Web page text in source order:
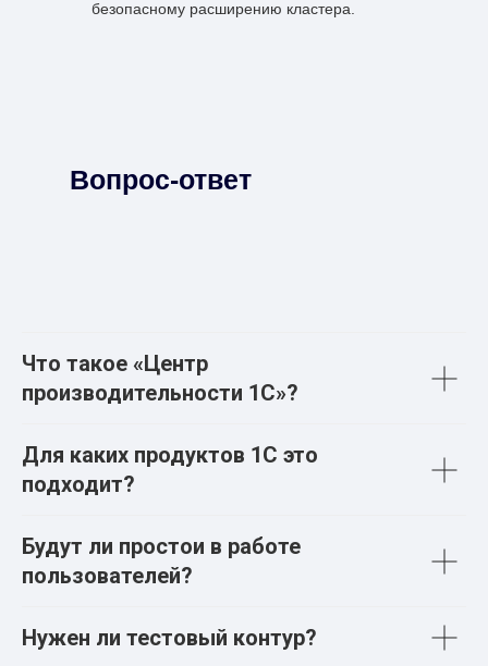
безопасному расширению кластера.
Вопрос-ответ
Что такое «Центр
производительности 1С»?
Для каких продуктов 1С это
подходит?
Будут ли простои в работе
пользователей?
Нужен ли тестовый контур?